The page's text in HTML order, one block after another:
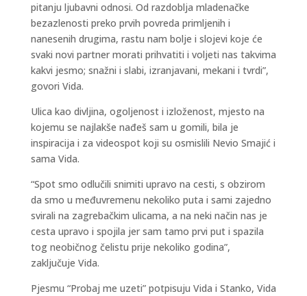
pitanju ljubavni odnosi. Od razdoblja mladenačke
bezazlenosti preko prvih povreda primljenih i
nanesenih drugima, rastu nam bolje i slojevi koje će
svaki novi partner morati prihvatiti i voljeti nas takvima
kakvi jesmo; snažni i slabi, izranjavani, mekani i tvrdi”,
govori Vida.
Ulica kao divljina, ogoljenost i izloženost, mjesto na
kojemu se najlakše nađeš sam u gomili, bila je
inspiracija i za videospot koji su osmislili Nevio Smajić i
sama Vida.
“Spot smo odlučili snimiti upravo na cesti, s obzirom
da smo u međuvremenu nekoliko puta i sami zajedno
svirali na zagrebačkim ulicama, a na neki način nas je
cesta upravo i spojila jer sam tamo prvi put i spazila
tog neobičnog čelistu prije nekoliko godina”,
zaključuje Vida.
Pjesmu “Probaj me uzeti” potpisuju Vida i Stanko, Vida